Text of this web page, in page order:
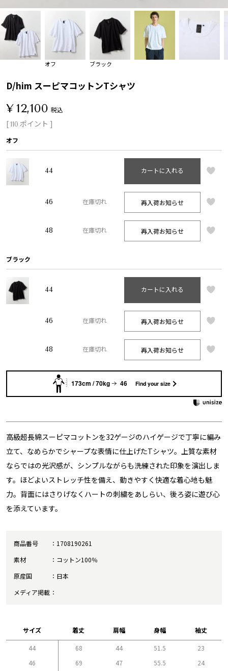
オフ ブラック
D/him スーピマコットンTシャツ
¥12,100 税込
[110 ポイント ]
オフ
44 カートに入れる
46 在庫切れ 再入荷お知らせ
48 在庫切れ 再入荷お知らせ
ブラック
44 カートに入れる
46 在庫切れ 再入荷お知らせ
48 在庫切れ 再入荷お知らせ
173cm / 70kg 46 Find your size
高級超長綿スーピマコットンを32ゲージのハイゲージで丁寧に編み
立て、なめらかでシャープな表情に仕上げたTシャツ。上質な素材
ならではの光沢感が、シンプルながらも洗練された印象を演出しま
す。ほどよいストレッチ性を備え、動きやすく快適な着心地も魅
力。背面にはさりげなくハートの刺繍をあしらい、後ろ姿に遊び心
を添えています。
商品番号
1708190261
素材
コットン100％
原産国
日本
メディア掲載
サイズ 着丈 肩幅 身幅 袖丈
44 68 44 51.5
23
46
69 47 55.5
24